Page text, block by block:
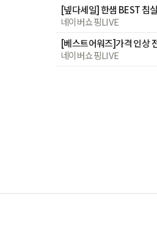
네이버쇼핑LIVE
네이버쇼핑LIVE